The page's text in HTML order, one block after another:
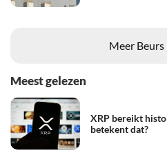
Meer
Meest gelezen
XRP bereikt
betekent dat?